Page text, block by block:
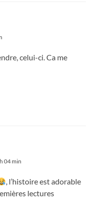
celui-ci. Ca me
04 min
, l’histoire est adorable
lectures